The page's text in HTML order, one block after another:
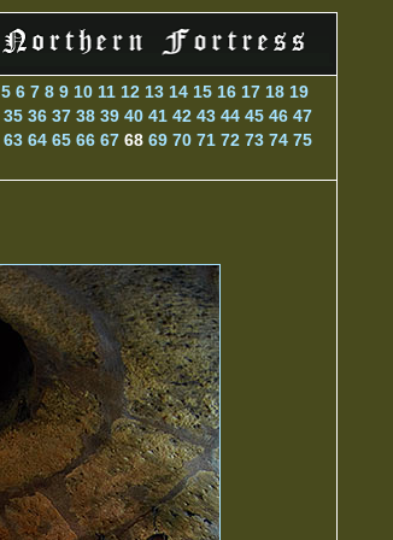
5 6 7 8 9 10 11 12 13 14 15 16 17 18 19
35 36 37 38 39 40 41 42 43 44 45 46 47
63 64 65 66 67 68 69 70 71 72 73 74 75